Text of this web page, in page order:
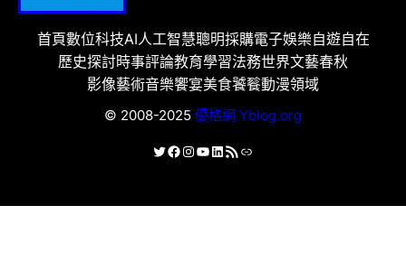
首頁數位科技AI人工智慧聰明採購電子娛樂自遊自在
歷史探討時事評論教育學習法務世界文藝春秋
影像藝術音樂饗宴美食饕餮動漫領域
© 2008-2025 優格網 Yblog.org
X Facebook
Instagram
YouTube
LinkedIn
RSS 資訊提供連結